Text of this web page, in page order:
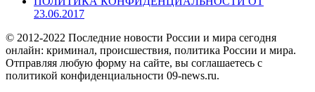
23.06.2017
© 2012-2022 Последние новости России и мира сегодня
онлайн: криминал, происшествия, политика России и мира.
Отправляя любую форму на сайте, вы соглашаетесь с
политикой конфиденциальности 09-news.ru.